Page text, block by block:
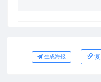
生成海报